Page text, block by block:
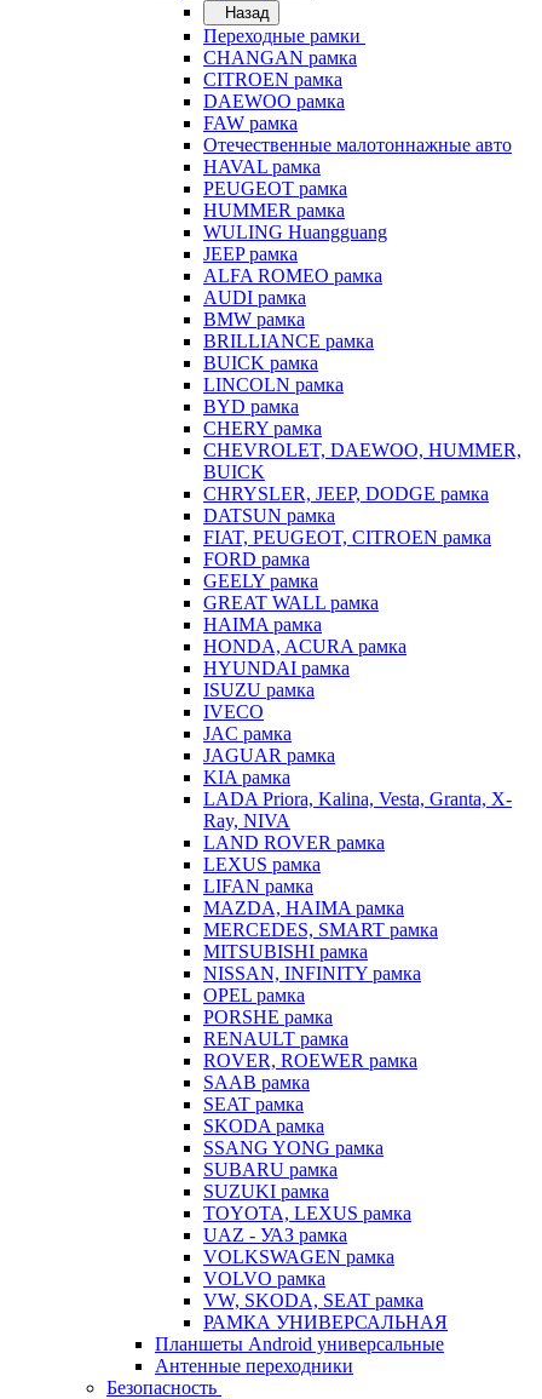
Назад
Переходные рамки
CHANGAN рамка
CITROEN рамка
DAEWOO рамка
FAW рамка
Отечественные малотоннажные авто
HAVAL рамка
PEUGEOT рамка
HUMMER рамка
WULING Huangguang
JEEP рамка
ALFA ROMEO рамка
AUDI рамка
BMW рамка
BRILLIANCE рамка
BUICK рамка
LINCOLN рамка
BYD рамка
CHERY рамка
CHEVROLET, DAEWOO, HUMMER,
BUICK
CHRYSLER, JEEP, DODGE рамка
DATSUN рамка
FIAT, PEUGEOT, CITROEN рамка
FORD рамка
GEELY рамка
GREAT WALL рамка
HAIMA рамка
HONDA, ACURA рамка
HYUNDAI рамка
ISUZU рамка
IVECO
JAC рамка
JAGUAR рамка
KIA рамка
LADA Priora, Kalina, Vesta, Granta, X-
Ray, NIVA
LAND ROVER рамка
LEXUS рамка
LIFAN рамка
MAZDA, HAIMA рамка
MERCEDES, SMART рамка
MITSUBISHI рамка
NISSAN, INFINITY рамка
OPEL рамка
PORSHE рамка
RENAULT рамка
ROVER, ROEWER рамка
SAAB рамка
SEAT рамка
SKODA рамка
SSANG YONG рамка
SUBARU рамка
SUZUKI рамка
TOYOTA, LEXUS рамка
UAZ - УАЗ рамка
VOLKSWAGEN рамка
VOLVO рамка
VW, SKODA, SEAT рамка
РАМКА УНИВЕРСАЛЬНАЯ
Планшеты Android универсальные
Антенные переходники
Безопасность